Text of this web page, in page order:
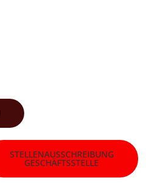
STELLENAUSSCHREIBUNG
GESCHÄFTSSTELLE